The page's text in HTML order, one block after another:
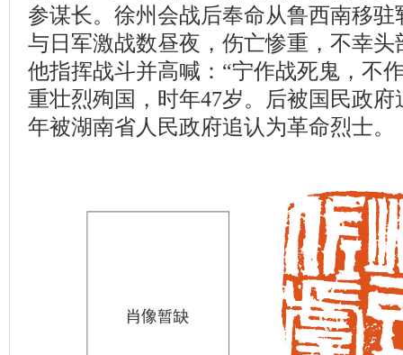
参谋长。徐州会战后奉命从鲁西南移驻
与日军激战数昼夜，伤亡惨重，不幸
他指挥战斗并高喊：“宁作战死鬼，不
重壮烈殉国，时年47岁。后被国民政府
年被湖南省人民政府追认为革命烈士。